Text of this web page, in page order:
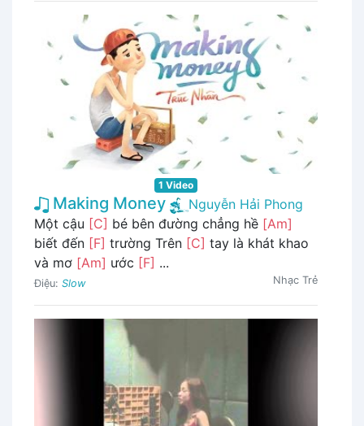
1 Video
Making Money
Nguyễn Hải Phong
Một cậu [C] bé bên đường chẳng hề [Am]
biết đến [F] trường Trên [C] tay là khát khao
và mơ [Am] ước [F] ...
Điệu: Slow Nhạc Trẻ